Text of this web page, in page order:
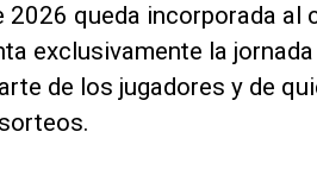
queda incorporada al
exclusivamente la
de los jugadores y de